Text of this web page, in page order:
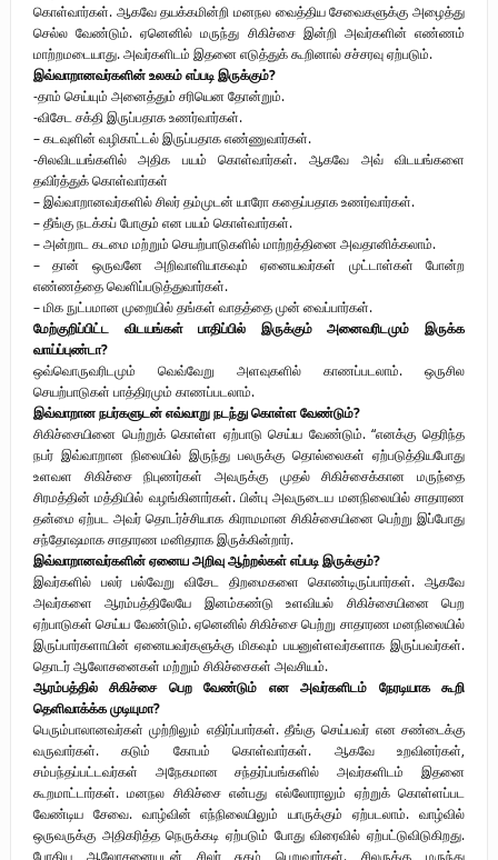
கொள்வார்கள். ஆகவே தயக்கமின்றி மனநல வைத்திய சேவைகளுக்கு அழைத்து
செல்ல வேண்டும். ஏனெனில் மருந்து சிகிச்சை இன்றி அவர்களின் எண்ணம்
மாற்றமடையாது. அவர்களிடம் இதனை எடுத்துக் கூறினால் சச்சரவு ஏற்படும்.
இவ்வாறானவர்களின் உலகம் எப்படி இருக்கும்?
-தாம் செய்யும் அனைத்தும் சரியென தோன்றும்.
-விசேட சக்தி இருப்பதாக உணர்வார்கள்.
– கடவுளின் வழிகாட்டல் இருப்பதாக எண்ணுவார்கள்.
-சிலவிடயங்களில் அதிக பயம் கொள்வார்கள். ஆகவே அவ் விடயங்களை
தவிர்த்துக் கொள்வார்கள்
– இவ்வாறானவர்களில் சிலர் தம்முடன் யாரோ கதைப்பதாக உணர்வார்கள்.
– தீங்கு நடக்கப் போகும் என பயம் கொள்வார்கள்.
– அன்றாட கடமை மற்றும் செயற்பாடுகளில் மாற்றத்தினை அவதானிக்கலாம்.
– தான் ஒருவனே அறிவாளியாகவும் ஏனையவர்கள் முட்டாள்கள் போன்ற
எண்ணத்தை வெளிப்படுத்துவார்கள்.
– மிக நுட்பமான முறையில் தங்கள் வாதத்தை முன் வைப்பார்கள்.
மேற்குறிப்பிட்ட விடயங்கள் பாதிப்பில் இருக்கும் அனைவரிடமும் இருக்க
வாய்ப்புண்டா?
ஒவ்வொருவரிடமும் வெவ்வேறு அளவுகளில் காணப்படலாம். ஒருசில
செயற்பாடுகள் பாத்திரமும் காணப்படலாம்.
இவ்வாறான நபர்களுடன் எவ்வாறு நடந்து கொள்ள வேண்டும்?
சிகிச்சையினை பெற்றுக் கொள்ள ஏற்பாடு செய்ய வேண்டும். “எனக்கு தெரிந்த
நபர் இவ்வாறான நிலையில் இருந்து பலருக்கு தொல்லைகள் ஏற்படுத்தியபோது
உளவள சிகிச்சை நிபுணர்கள் அவருக்கு முதல் சிகிச்சைக்கான மருந்தை
சிரமத்தின் மத்தியில் வழங்கினார்கள். பின்பு அவருடைய மனநிலையில் சாதாரண
தன்மை ஏற்பட அவர் தொடர்ச்சியாக கிராமமான சிகிச்சையினை பெற்று இப்போது
சந்தோஷமாக சாதாரண மனிதராக இருக்கின்றார்.
இவ்வாறானவர்களின் ஏனைய அறிவு ஆற்றல்கள் எப்படி இருக்கும்?
இவர்களில் பலர் பல்வேறு விசேட திறமைகளை கொண்டிருப்பார்கள். ஆகவே
அவர்களை ஆரம்பத்திலேயே இனம்கண்டு உளவியல் சிகிச்சையினை பெற
ஏற்பாடுகள் செய்ய வேண்டும். ஏனெனில் சிகிச்சை பெற்று சாதாரண மனநிலையில்
இருப்பார்களாயின் ஏனையவர்களுக்கு மிகவும் பயனுள்ளவர்களாக இருப்பவர்கள்.
தொடர் ஆலோசனைகள் மற்றும் சிகிச்சைகள் அவசியம்.
ஆரம்பத்தில் சிகிச்சை பெற வேண்டும் என அவர்களிடம் நேரடியாக கூறி
தெளிவாக்க்க முடியுமா?
பெரும்பாலானவர்கள் முற்றிலும் எதிர்ப்பார்கள். தீங்கு செய்பவர் என சண்டைக்கு
வருவார்கள். கடும் கோபம் கொள்வார்கள். ஆகவே உறவினர்கள்,
சம்பந்தப்பட்டவர்கள் அநேகமான சந்தர்ப்பங்களில் அவர்களிடம் இதனை
கூறமாட்டார்கள். மனநல சிகிச்சை என்பது எல்லோராலும் ஏற்றுக் கொள்ளப்பட
வேண்டிய சேவை. வாழ்வின் எந்நிலையிலும் யாருக்கும் ஏற்படலாம். வாழ்வில்
ஒருவருக்கு அதிகரித்த நெருக்கடி ஏற்படும் போது விரைவில் ஏற்பட்டுவிடுகிறது.
போதிய ஆலோசனையுடன் சிலர் சுகம் பெறுவார்கள். சிலருக்கு மருந்து